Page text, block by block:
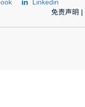
Linkedin
免责声明 |